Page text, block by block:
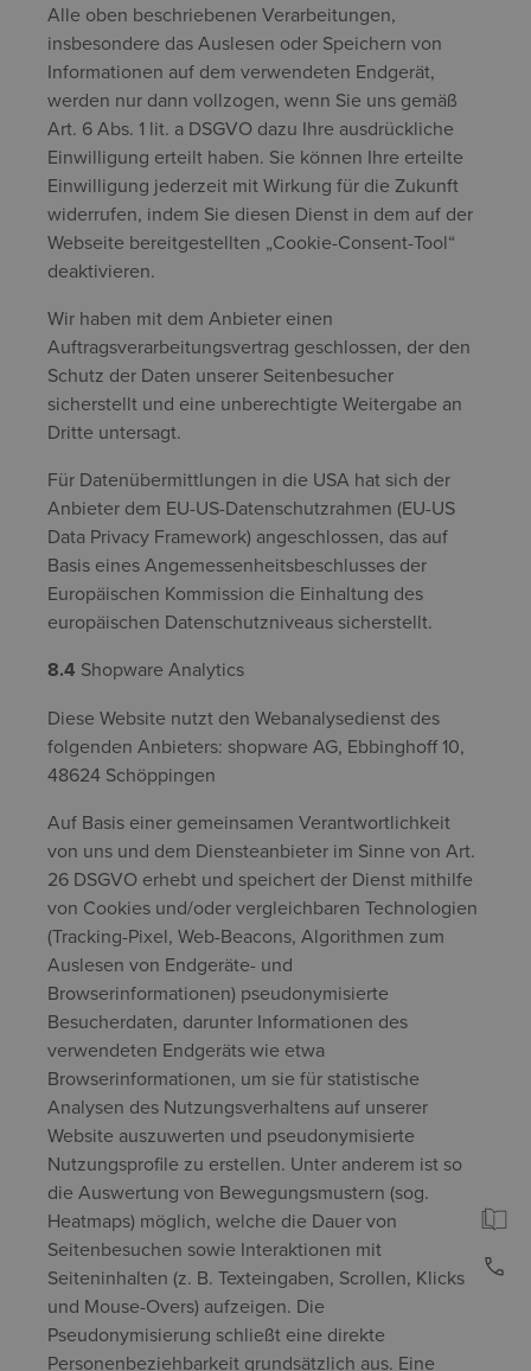
Alle oben beschriebenen Verarbeitungen,
insbesondere das Auslesen oder Speichern von
Informationen auf dem verwendeten Endgerät,
werden nur dann vollzogen, wenn Sie uns gemäß
Art. 6 Abs. 1 lit. a DSGVO dazu Ihre ausdrückliche
Einwilligung erteilt haben. Sie können Ihre erteilte
Einwilligung jederzeit mit Wirkung für die Zukunft
widerrufen, indem Sie diesen Dienst in dem auf der
Webseite bereitgestellten „Cookie-Consent-Tool“
deaktivieren.
Wir haben mit dem Anbieter einen
Auftragsverarbeitungsvertrag geschlossen, der den
Schutz der Daten unserer Seitenbesucher
sicherstellt und eine unberechtigte Weitergabe an
Dritte untersagt.
Für Datenübermittlungen in die USA hat sich der
Anbieter dem EU-US-Datenschutzrahmen (EU-US
Data Privacy Framework) angeschlossen, das auf
Basis eines Angemessenheitsbeschlusses der
Europäischen Kommission die Einhaltung des
europäischen Datenschutzniveaus sicherstellt.
8.4 Shopware Analytics
Diese Website nutzt den Webanalysedienst des
folgenden Anbieters: shopware AG, Ebbinghoff 10,
48624 Schöppingen
Auf Basis einer gemeinsamen Verantwortlichkeit
von uns und dem Diensteanbieter im Sinne von Art.
26 DSGVO erhebt und speichert der Dienst mithilfe
von Cookies und/oder vergleichbaren Technologien
(Tracking-Pixel, Web-Beacons, Algorithmen zum
Auslesen von Endgeräte- und
Browserinformationen) pseudonymisierte
Besucherdaten, darunter Informationen des
verwendeten Endgeräts wie etwa
Browserinformationen, um sie für statistische
Analysen des Nutzungsverhaltens auf unserer
Website auszuwerten und pseudonymisierte
Nutzungsprofile zu erstellen. Unter anderem ist so
die Auswertung von Bewegungsmustern (sog.
Heatmaps) möglich, welche die Dauer von
Seitenbesuchen sowie Interaktionen mit
Seiteninhalten (z. B. Texteingaben, Scrollen, Klicks
und Mouse-Overs) aufzeigen. Die
Pseudonymisierung schließt eine direkte
Personenbeziehbarkeit grundsätzlich aus. Eine